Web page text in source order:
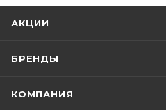
АКЦИИ
БРЕНДЫ
КОМПАНИЯ